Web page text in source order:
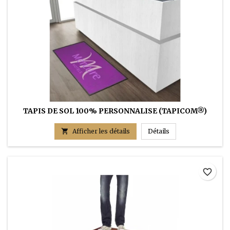
TAPIS DE SOL 100% PERSONNALISE (TAPICOM®)
 Afficher les détails DétailsTAPIS DE SOL
favorite_border